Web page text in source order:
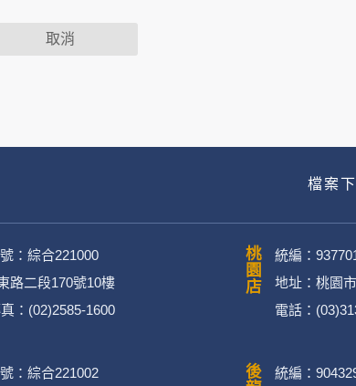
個人資料的行為，在非經加密的保護下，不適用於何
第三人合作之行銷推廣活動。
箱、通訊軟帳號、社群．媒體帳號、網路平台申請
取消
檔案
：綜合221000
路二段170號10樓
：(02)2585-1600
桃園店
統編：
地址：桃園
電話：
：綜合221002 統編：